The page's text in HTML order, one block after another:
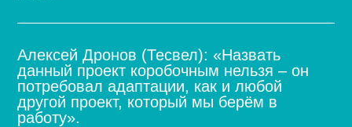
Алексей Дронов (Тесвел): «Назвать
данный проект коробочным нельзя – он
потребовал адаптации, как и любой
другой проект, который мы берём в
работу».